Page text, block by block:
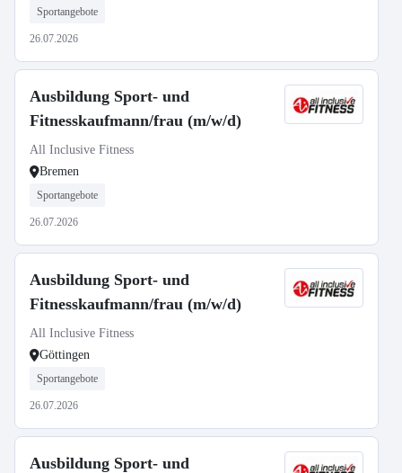
Sportangebote
26.07.2026
Ausbildung Sport- und
Fitnesskaufmann/frau (m/w/d)
All Inclusive Fitness
Bremen
Sportangebote
26.07.2026
Ausbildung Sport- und
Fitnesskaufmann/frau (m/w/d)
All Inclusive Fitness
Göttingen
Sportangebote
26.07.2026
Ausbildung Sport- und